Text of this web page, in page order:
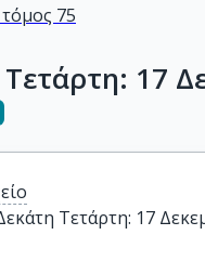
75
17
Τετάρτη: 17